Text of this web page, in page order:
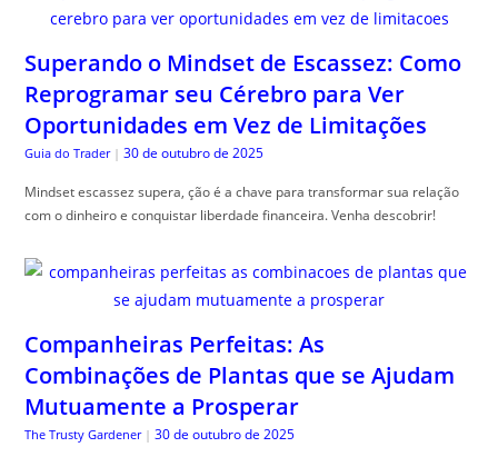
Superando o Mindset de Escassez: Como
Reprogramar seu Cérebro para Ver
Oportunidades em Vez de Limitações
Guia do Trader | 30 de outubro de 2025
Mindset escassez supera, ção é a chave para transformar sua relação
com o dinheiro e conquistar liberdade financeira. Venha descobrir!
Companheiras Perfeitas: As
Combinações de Plantas que se Ajudam
Mutuamente a Prosperar
The Trusty Gardener | 30 de outubro de 2025